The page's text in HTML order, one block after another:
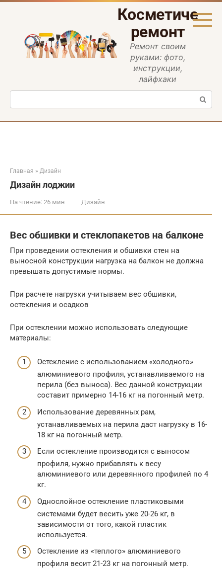
Перейти
ремонт
Ремонт своим
руками: фото,
инструкции,
лайфхаки
Поиск:
Главная » Дизайн
Дизайн лоджии
На чтение: 26 мин Дизайн
Вес обшивки и стеклопакетов на балконе
При проведении остекления и обшивки стен на
выносной конструкции нагрузка на балкон не должна
превышать допустимые нормы.
При расчете нагрузки учитываем вес обшивки,
остекления и осадков
При остеклении можно использовать следующие
материалы:
Остекление с использованием «холодного»
алюминиевого профиля, устанавливаемого на
перила (без выноса). Вес данной конструкции
составит примерно 14-16 кг на погонный метр.
Использование деревянных рам,
устанавливаемых на перила даст нагрузку в 16-
18 кг на погонный метр.
Если остекление производится с выносом
профиля, нужно прибавлять к весу
алюминиевого или деревянного профилей по 4
кг.
Однослойное остекление пластиковыми
системами будет весить уже 20-26 кг, в
зависимости от того, какой пластик
используется.
Остекление из «теплого» алюминиевого
профиля весит 21-23 кг на погонный метр.